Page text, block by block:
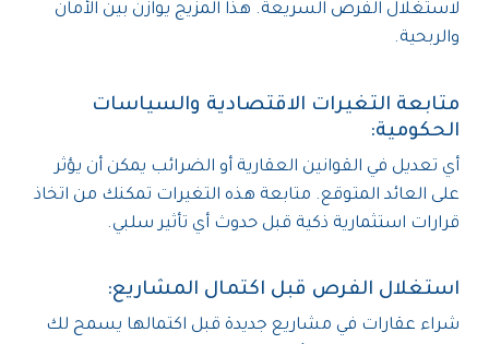
لاستغلال الفرص السريعة. هذا المزيج يوازن بين الأمان
والربحية.
متابعة التغيرات الاقتصادية والسياسات
الحكومية:
أي تعديل في القوانين العقارية أو الضرائب يمكن أن يؤثر
على العائد المتوقع. متابعة هذه التغيرات تمكنك من اتخاذ
قرارات استثمارية ذكية قبل حدوث أي تأثير سلبي.
استغلال الفرص قبل اكتمال المشاريع:
شراء عقارات في مشاريع جديدة قبل اكتمالها يسمح لك